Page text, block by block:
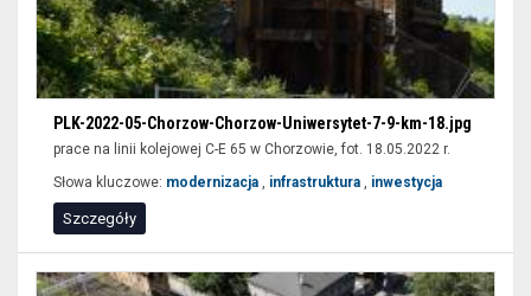
PLK-2022-05-Chorzow-Chorzow-Uniwersytet-7-9-km-18.jpg
prace na linii kolejowej C-E 65 w Chorzowie, fot. 18.05.2022 r.
Słowa kluczowe: modernizacja , infrastruktura , inwestycja
Szczegóły